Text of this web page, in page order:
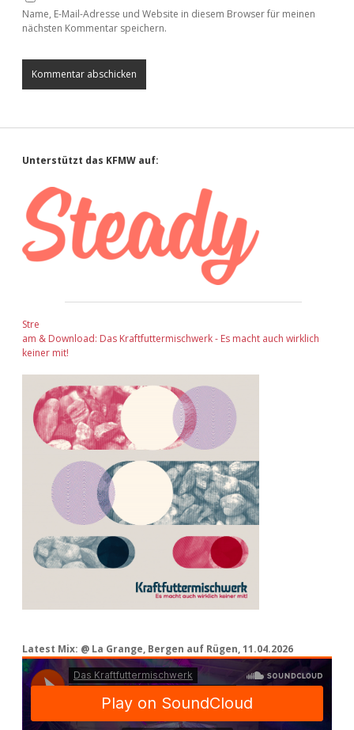
Name, E-Mail-Adresse und Website in diesem Browser für meinen
nächsten Kommentar speichern.
Sidebar
Unterstützt das KFMW auf:
Stre
am & Download: Das Kraftfuttermischwerk - Es macht auch wirklich
keiner mit!
Latest Mix: @ La Grange, Bergen auf Rügen, 11.04.2026